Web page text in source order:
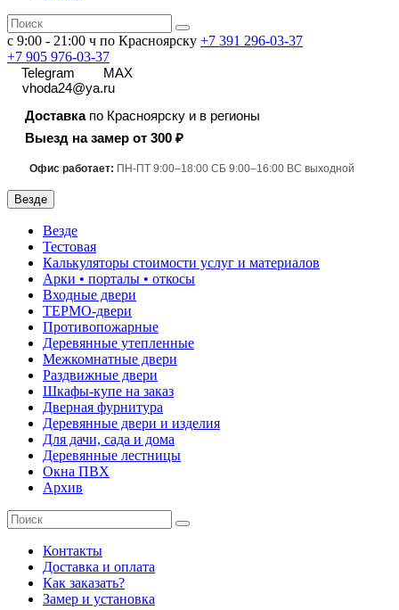
с 9:00 - 21:00 ч по Красноярску +7 391 296-03-37
+7 905 976-03-37
Telegram
MAX
vhoda24@ya.ru
Доставкапо Красноярску и в регионы
Выезд на замер от 300 ₽
Офис работает: ПН-ПТ 9:00–18:00 СБ 9:00–16:00 ВС выходной
Везде
Везде
Тестовая
Калькуляторы стоимости услуг и материалов
Арки • порталы • откосы
Входные двери
ТЕРМО-двери
Противопожарные
Деревянные утепленные
Межкомнатные двери
Раздвижные двери
Шкафы-купе на заказ
Дверная фурнитура
Деревянные двери и изделия
Для дачи, сада и дома
Деревянные лестницы
Окна ПВХ
Архив
Контакты
Доставка и оплата
Как заказать?
Замер и установка